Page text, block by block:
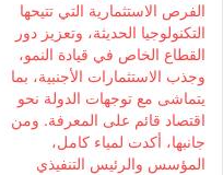
الفرص الاستثمارية التي تتيحها
التكنولوجيا الحديثة، وتعزيز دور
القطاع الخاص في قيادة النمو،
وجذب الاستثمارات الأجنبية، بما
يتماشى مع توجهات الدولة نحو
اقتصاد قائم على المعرفة. ومن
جانبها، أكدت لمياء كامل،
المؤسس والرئيس التنفيذي